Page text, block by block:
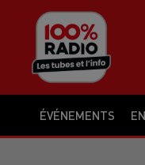
ÉVÉNEMENTS